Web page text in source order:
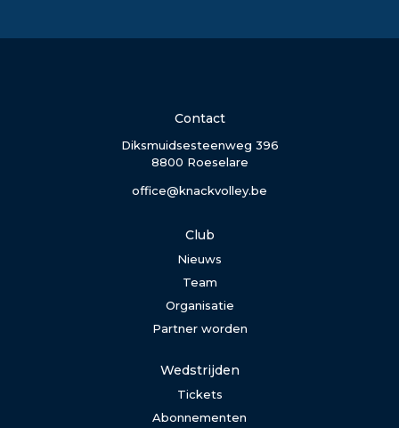
Contact
Diksmuidsesteenweg 396
8800 Roeselare
office@knackvolley.be
Club
Nieuws
Team
Organisatie
Partner worden
Wedstrijden
Tickets
Abonnementen